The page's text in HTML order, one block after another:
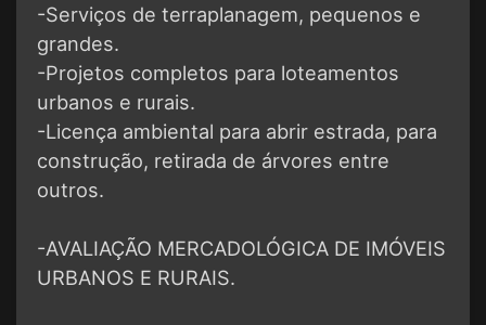
-Serviços de terraplanagem, pequenos e
grandes.
-Projetos completos para loteamentos
urbanos e rurais.
-Licença ambiental para abrir estrada, para
construção, retirada de árvores entre
outros.
-AVALIAÇÃO MERCADOLÓGICA DE IMÓVEIS
URBANOS E RURAIS.